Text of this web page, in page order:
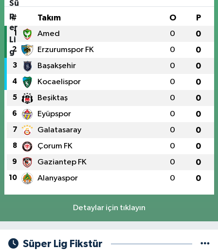
# Takım O P
1 Amed 0 0
2 Erzurumspor FK 0 0
3 Başakşehir 0 0
4 Kocaelispor 0 0
5 Beşiktaş 0 0
6 Eyüpspor 0 0
7 Galatasaray 0 0
8 Çorum FK 0 0
9 Gaziantep FK 0 0
10 Alanyaspor 0 0
Detaylar için tıklayın
Süper Lig Fikstür